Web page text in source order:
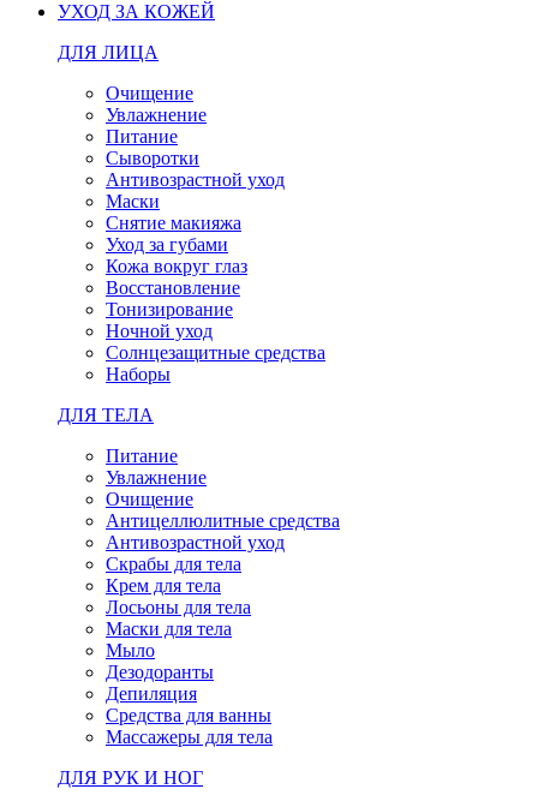
УХОД ЗА КОЖЕЙ
ДЛЯ ЛИЦА
Очищение
Увлажнение
Питание
Сыворотки
Антивозрастной уход
Маски
Снятие макияжа
Уход за губами
Кожа вокруг глаз
Восстановление
Тонизирование
Ночной уход
Солнцезащитные средства
Наборы
ДЛЯ ТЕЛА
Питание
Увлажнение
Очищение
Антицеллюлитные средства
Антивозрастной уход
Скрабы для тела
Крем для тела
Лосьоны для тела
Маски для тела
Мыло
Дезодоранты
Депиляция
Средства для ванны
Массажеры для тела
ДЛЯ РУК И НОГ